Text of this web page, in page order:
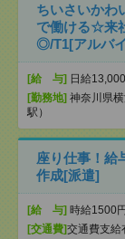
ちいさいかわ
で働ける☆来
◎/T1[アルバ
[給 与] 日給
[勤務地] 神奈川県
駅）
座り仕事！給
作成[派遣]
[給 与] 時給1500
[交通費]交通費支給